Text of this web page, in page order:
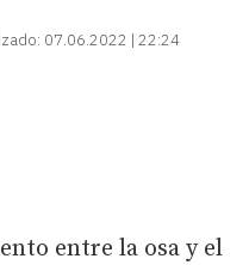
07.06.2022 | 22:24
entre la osa y el